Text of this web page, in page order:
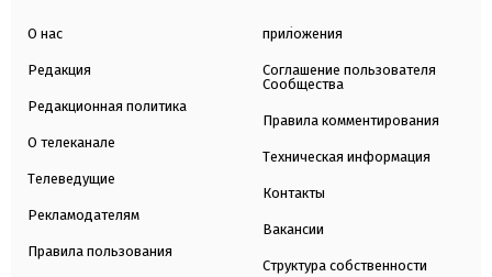
О нас
Редакция
Редакционная политика
О телеканале
Телеведущие
Рекламодателям
Правила пользования
приложения
Соглашение пользователя
Сообщества
Правила комментирования
Техническая информация
Контакты
Вакансии
Структура собственности